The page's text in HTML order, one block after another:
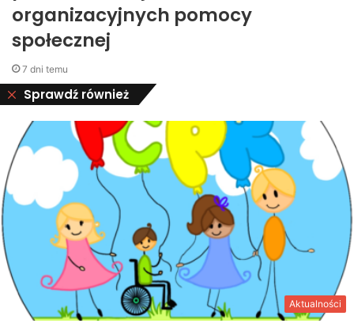
organizacyjnych pomocy
społecznej
7 dni temu
Sprawdź również
Close
Aktualności